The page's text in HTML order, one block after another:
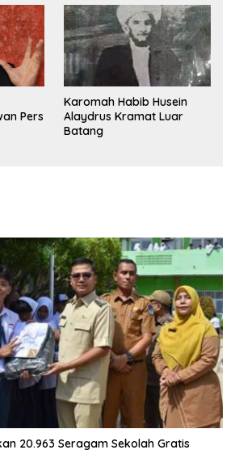
Pers
Karomah Habib Husein
Alaydrus Kramat Luar
Batang
20.963 Seragam Sekolah Gratis